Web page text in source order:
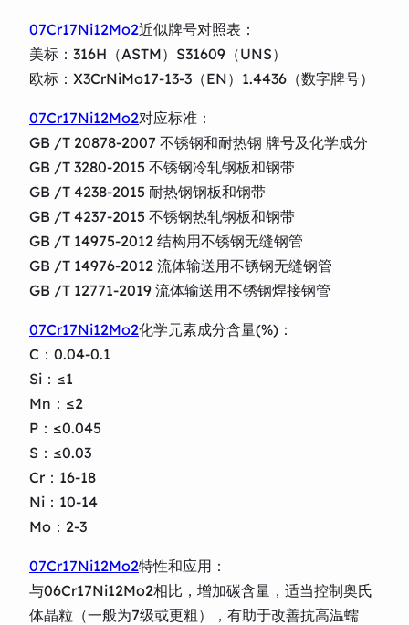
07Cr17Ni12Mo2近似牌号对照表：
美标：316H（ASTM）S31609（UNS）
欧标：X3CrNiMo17-13-3（EN）1.4436（数字牌号）
07Cr17Ni12Mo2对应标准：
GB /T 20878-2007 不锈钢和耐热钢 牌号及化学成分
GB /T 3280-2015 不锈钢冷轧钢板和钢带
GB /T 4238-2015 耐热钢钢板和钢带
GB /T 4237-2015 不锈钢热轧钢板和钢带
GB /T 14975-2012 结构用不锈钢无缝钢管
GB /T 14976-2012 流体输送用不锈钢无缝钢管
GB /T 12771-2019 流体输送用不锈钢焊接钢管
07Cr17Ni12Mo2化学元素成分含量(%)：
C：0.04-0.1
Si：≤1
Mn：≤2
P：≤0.045
S：≤0.03
Cr：16-18
Ni：10-14
Mo：2-3
07Cr17Ni12Mo2特性和应用：
与06Cr17Ni12Mo2相比，增加碳含量，适当控制奥氏
体晶粒（一般为7级或更粗），有助于改善抗高温蠕